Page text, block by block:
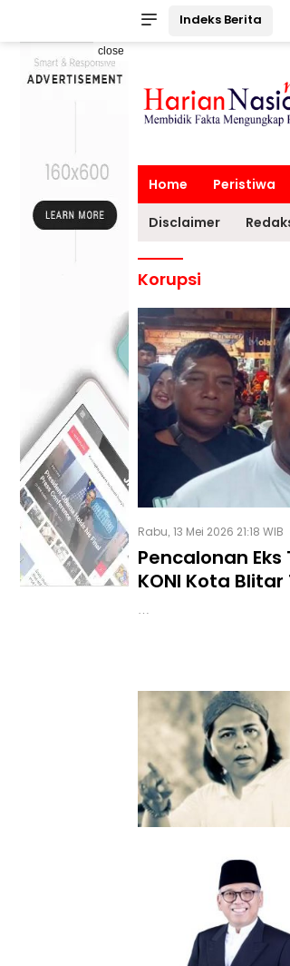
Indeks Berita
close
Home Peristiwa
Disclaimer
Korupsi
Rabu, 13 Mei 2026 21:18 WIB
Pencalonan
KONI Kota
…